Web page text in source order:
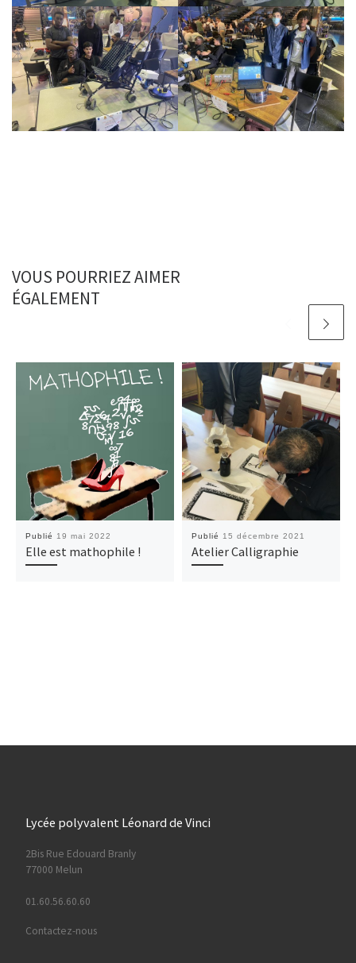
VOUS POURRIEZ AIMER
ÉGALEMENT
Publié 19 mai 2022
Elle est mathophile !
Publié 15 décembre 2021
Atelier Calligraphie
Lycée polyvalent Léonard de Vinci
2Bis Rue Edouard Branly
77000 Melun
01.60.56.60.60
Contactez-nous